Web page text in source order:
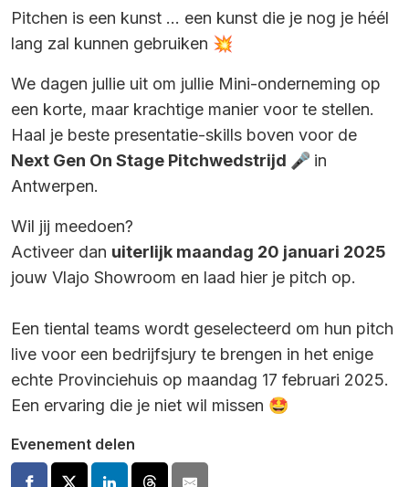
Pitchen is een kunst … een kunst die je nog je héél
lang zal kunnen gebruiken 💥
We dagen jullie uit om jullie Mini-onderneming op
een korte, maar krachtige manier voor te stellen.
Haal je beste presentatie-skills boven voor de
Next Gen On Stage Pitchwedstrijd 🎤 in
Antwerpen.
Wil jij meedoen?
Activeer dan uiterlijk maandag 20 januari 2025
jouw Vlajo Showroom en laad hier je pitch op.
Een tiental teams wordt geselecteerd om hun pitch
live voor een bedrijfsjury te brengen in het enige
echte Provinciehuis op maandag 17 februari 2025.
Een ervaring die je niet wil missen 🤩
Evenement delen